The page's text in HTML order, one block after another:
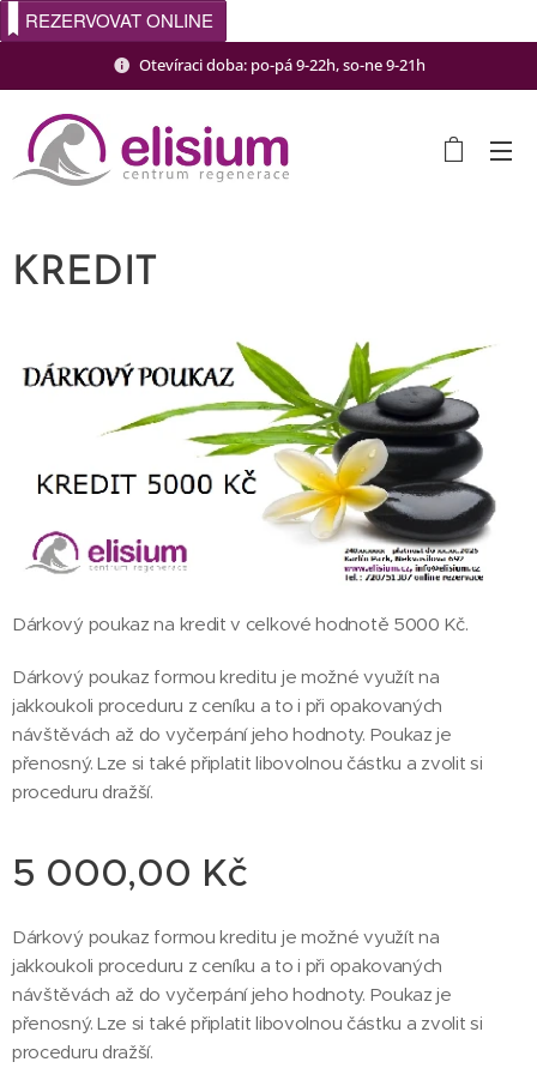
REZERVOVAT ONLINE
Otevíraci doba: po-pá 9-22h, so-ne 9-21h
KREDIT
Dárkový poukaz na kredit v celkové hodnotě 5000 Kč.
Dárkový poukaz formou kreditu je možné využít na
jakkoukoli proceduru z ceníku a to i při opakovaných
návštěvách až do vyčerpání jeho hodnoty. Poukaz je
přenosný. Lze si také připlatit libovolnou částku a zvolit si
proceduru dražší.
5 000,00 Kč
Dárkový poukaz formou kreditu je možné využít na
jakkoukoli proceduru z ceníku a to i při opakovaných
návštěvách až do vyčerpání jeho hodnoty. Poukaz je
přenosný. Lze si také připlatit libovolnou částku a zvolit si
proceduru dražší.